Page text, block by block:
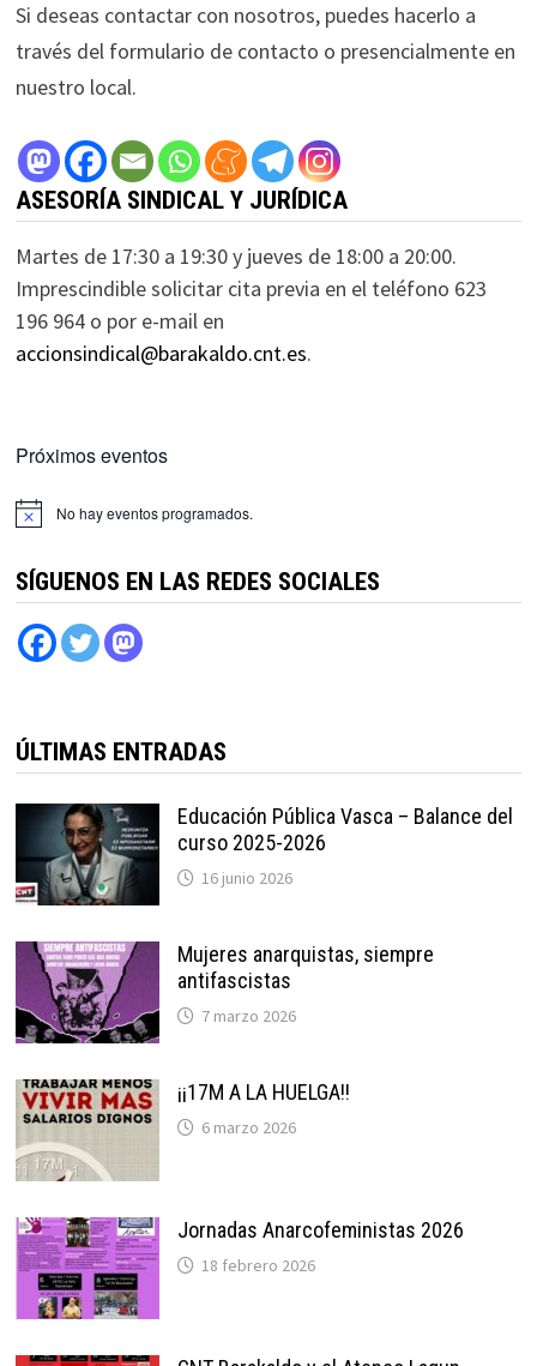
Si deseas contactar con nosotros, puedes hacerlo a
través del formulario de contacto o presencialmente en
nuestro local.
ASESORÍA SINDICAL Y JURÍDICA
Martes de 17:30 a 19:30 y jueves de 18:00 a 20:00.
Imprescindible solicitar cita previa en el teléfono 623
196 964 o por e-mail en
accionsindical@barakaldo.cnt.es.
Próximos eventos
No hay eventos programados.
SÍGUENOS EN LAS REDES SOCIALES
ÚLTIMAS ENTRADAS
Educación Pública Vasca – Balance del
curso 2025-2026
16 junio 2026
Mujeres anarquistas, siempre
antifascistas
7 marzo 2026
¡¡17M A LA HUELGA!!
6 marzo 2026
Jornadas Anarcofeministas 2026
18 febrero 2026